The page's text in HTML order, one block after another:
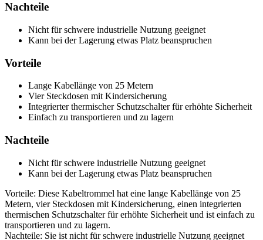
Nachteile
Nicht für schwere industrielle Nutzung geeignet
Kann bei der Lagerung etwas Platz beanspruchen
Vorteile
Lange Kabellänge von 25 Metern
Vier Steckdosen mit Kindersicherung
Integrierter thermischer Schutzschalter für erhöhte Sicherheit
Einfach zu transportieren und zu lagern
Nachteile
Nicht für schwere industrielle Nutzung geeignet
Kann bei der Lagerung etwas Platz beanspruchen
Vorteile: Diese Kabeltrommel hat eine lange Kabellänge von 25
Metern, vier Steckdosen mit Kindersicherung, einen integrierten
thermischen Schutzschalter für erhöhte Sicherheit und ist einfach zu
transportieren und zu lagern.
Nachteile: Sie ist nicht für schwere industrielle Nutzung geeignet